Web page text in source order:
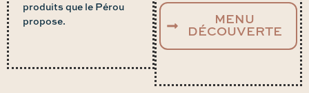
produits que le Pérou
propose.
MENU
DÉCOUVERTE